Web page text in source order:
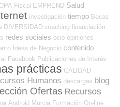
Fiscal EMPREND Salud
investigación tiempo Becas
DIVERSIDAD coaching financiación
redes sociales ocio opiniones
Ideas de Negocio contenido
Facebook Publicaciones de Interés
prácticas CALIDAD
Humanos descargas blog
Ofertas Recursos
Android Murcia Formación On-line